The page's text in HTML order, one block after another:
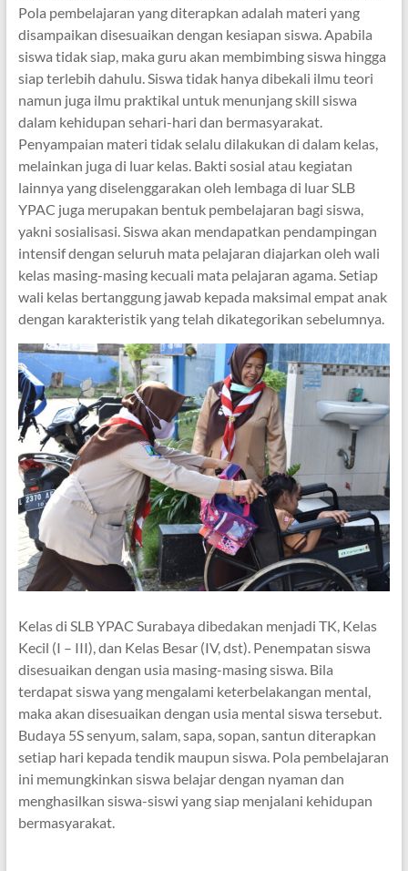
Pola pembelajaran yang diterapkan adalah materi yang
disampaikan disesuaikan dengan kesiapan siswa. Apabila
siswa tidak siap, maka guru akan membimbing siswa hingga
siap terlebih dahulu. Siswa tidak hanya dibekali ilmu teori
namun juga ilmu praktikal untuk menunjang skill siswa
dalam kehidupan sehari-hari dan bermasyarakat.
Penyampaian materi tidak selalu dilakukan di dalam kelas,
melainkan juga di luar kelas. Bakti sosial atau kegiatan
lainnya yang diselenggarakan oleh lembaga di luar SLB
YPAC juga merupakan bentuk pembelajaran bagi siswa,
yakni sosialisasi. Siswa akan mendapatkan pendampingan
intensif dengan seluruh mata pelajaran diajarkan oleh wali
kelas masing-masing kecuali mata pelajaran agama. Setiap
wali kelas bertanggung jawab kepada maksimal empat anak
dengan karakteristik yang telah dikategorikan sebelumnya.
Kelas di SLB YPAC Surabaya dibedakan menjadi TK, Kelas
Kecil (I – III), dan Kelas Besar (IV, dst). Penempatan siswa
disesuaikan dengan usia masing-masing siswa. Bila
terdapat siswa yang mengalami keterbelakangan mental,
maka akan disesuaikan dengan usia mental siswa tersebut.
Budaya 5S senyum, salam, sapa, sopan, santun diterapkan
setiap hari kepada tendik maupun siswa. Pola pembelajaran
ini memungkinkan siswa belajar dengan nyaman dan
menghasilkan siswa-siswi yang siap menjalani kehidupan
bermasyarakat.